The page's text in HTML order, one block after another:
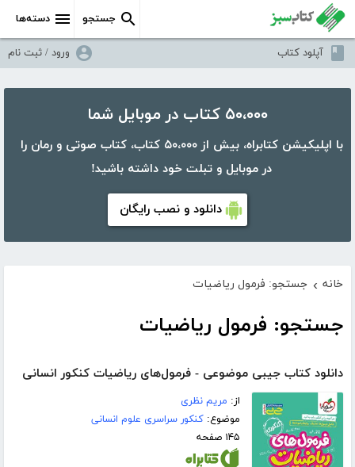
دسته‌ها جستجو
آپلود کتاب ورود / ثبت نام
۵۰،۰۰۰ کتاب در موبایل شما
با اپلیکیشن کتابراه، بیش از ۵۰،۰۰۰ کتاب، کتاب صوتی و رمان را
در موبایل و تبلت خود داشته باشید!
دانلود و نصب رایگان
خانه › جستجو: فرمول ریاضیات
جستجو: فرمول ریاضیات
دانلود کتاب جیبی موضوعی - فرمول‌های ریاضیات کنکور انسانی
از: مریم نظری
موضوع:کنکور سراسری علوم انسانی
۱۴۵ صفحه